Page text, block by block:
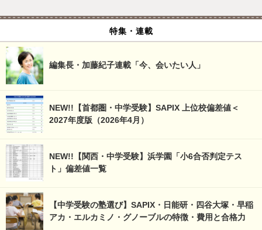
特集・連載
編集長・加藤紀子連載「今、会いたい人」
NEW!!【首都圏・中学受験】SAPIX 上位校偏差値＜
2027年度版（2026年4月）
NEW!!【関西・中学受験】浜学園「小6合否判定テス
ト」偏差値一覧
【中学受験の塾選び】SAPIX・日能研・四谷大塚・早稲
アカ・エルカミノ・グノーブルの特徴・費用と合格力